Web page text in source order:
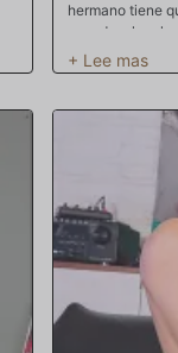
hermano tiene
casado y
el país. Pero
rápidamente.
por una tarjeta
ofrece anal
trasera y el
polla dura